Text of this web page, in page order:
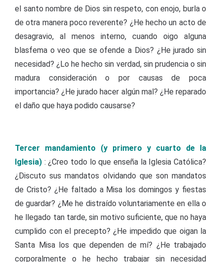
el santo nombre de Dios sin respeto, con enojo, burla o
de otra manera poco reverente? ¿He hecho un acto de
desagravio, al menos interno, cuando oigo alguna
blasfema o veo que se ofende a Dios? ¿He jurado sin
necesidad? ¿Lo he hecho sin verdad, sin prudencia o sin
madura consideración o por causas de poca
importancia? ¿He jurado hacer algún mal? ¿He reparado
el daño que haya podido causarse?
Tercer mandamiento (y primero y cuarto de la
Iglesia) : ¿Creo todo lo que enseña la Iglesia Católica?
¿Discuto sus mandatos olvidando que son mandatos
de Cristo? ¿He faltado a Misa los domingos y fiestas
de guardar? ¿Me he distraído voluntariamente en ella o
he llegado tan tarde, sin motivo suficiente, que no haya
cumplido con el precepto? ¿He impedido que oigan la
Santa Misa los que dependen de mí? ¿He trabajado
corporalmente o he hecho trabajar sin necesidad